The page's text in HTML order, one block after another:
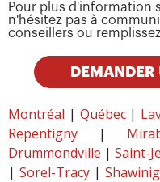
Pour plus d'information
n'hésitez pas à
conseillers ou
Montréal | Québec|
Repentigny |
Drummondville | Saint-
|Sorel-Tracy |